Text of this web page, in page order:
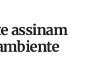
assinam